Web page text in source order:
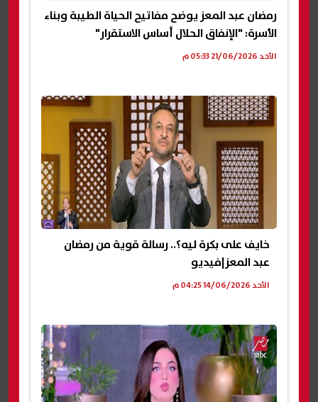
رمضان عبد المعز يوضح مفاتيح الحياة الطيبة وبناء
الأسرة: "الإنفاق الحلال أساس الاستقرار"
الأحد 21/06/2026 05:33 م
خايف على بكرة ليه؟.. رسالة قوية من رمضان
عبد المعز|فيديو
الأحد 14/06/2026 04:25 م